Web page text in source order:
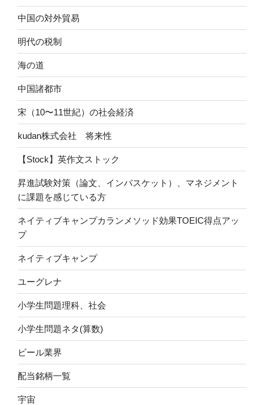
中国の対外貿易
明代の税制
海の道
中国諸都市
宋（10〜11世紀）の社会経済
kudan株式会社 将来性
【Stock】英作文ストック
昇進試験対策（論文、インバスケット）、マネジメント
に課題を感じている方
ネイティブキャンプカランメソッド効果TOEIC得点アッ
プ
ネイティブキャンプ
ユーグレナ
小学生問題理科、社会
小学生問題ネタ(算数)
ビール業界
配当銘柄一覧
宇宙